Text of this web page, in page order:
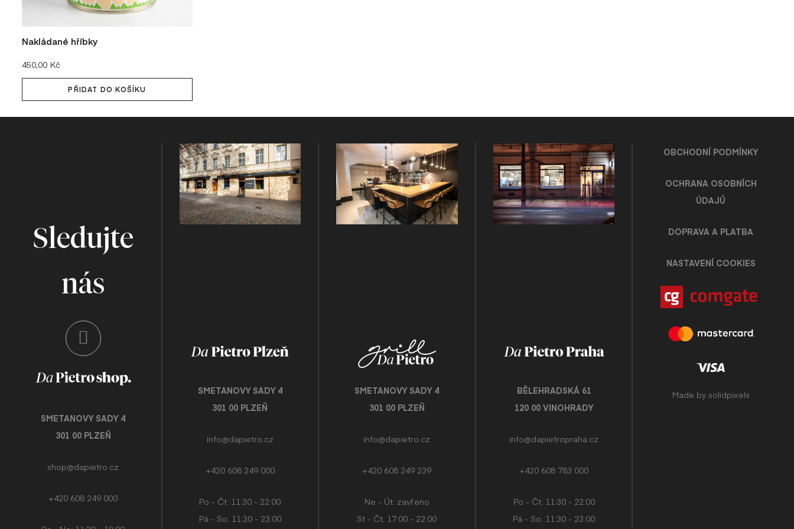
Nakládané hříbky
Cena:
450,00 Kč
PŘIDAT DO KOŠÍKU
Sledujte
nás
SMETANOVY SADY 4
301 00 PLZEŇ
shop@dapietro.cz
+420 608 249 000
SMETANOVY SADY 4
301 00 PLZEŇ
info@dapietro.cz
+420 608 249 000
Po - Čt: 11:30 - 22:00
Pá - So: 11:30 - 23:00
SMETANOVY SADY 4
301 00 PLZEŇ
info@dapietro.cz
+420 608 249 239
Ne - Út: zavřeno
St - Čt: 17:00 - 22:00
BĚLEHRADSKÁ 61
120 00 VINOHRADY
info@dapietropraha.cz
+420 608 783 000
Po - Čt: 11:30 - 22:00
Pá - So: 11:30 - 23:00
OBCHODNÍ PODMÍNKY
OCHRANA OSOBNÍCH
ÚDAJŮ
DOPRAVA A PLATBA
NASTAVENÍ COOKIES
Made by solidpixels